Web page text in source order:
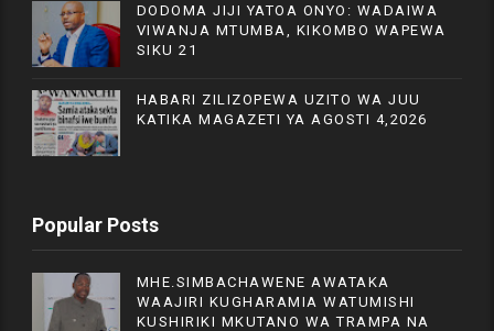
DODOMA JIJI YATOA ONYO: WADAIWA
VIWANJA MTUMBA, KIKOMBO WAPEWA
SIKU 21
HABARI ZILIZOPEWA UZITO WA JUU
KATIKA MAGAZETI YA AGOSTI 4,2026
Popular Posts
MHE.SIMBACHAWENE AWATAKA
WAAJIRI KUGHARAMIA WATUMISHI
KUSHIRIKI MKUTANO WA TRAMPA NA